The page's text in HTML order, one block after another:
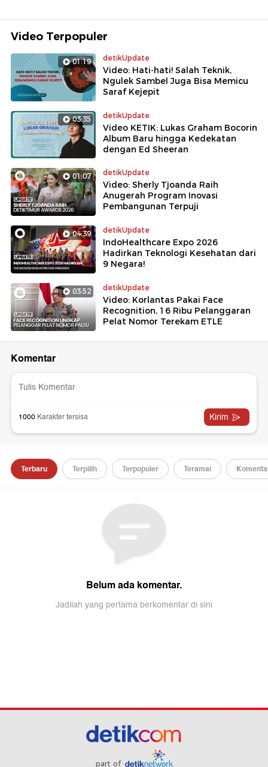
Video Terpopuler
01:19 detikUpdate
Video: Hati-hati! Salah Teknik,
Ngulek Sambel Juga Bisa Memicu
Saraf Kejepit
03:35 detikUpdate
Video KETIK: Lukas Graham Bocorin
Album Baru hingga Kedekatan
dengan Ed Sheeran
01:07 detikUpdate
Video: Sherly Tjoanda Raih
Anugerah Program Inovasi
Pembangunan Terpuji
04:39 detikUpdate
IndoHealthcare Expo 2026
Hadirkan Teknologi Kesehatan dari
9 Negara!
03:52 detikUpdate
Video: Korlantas Pakai Face
Recognition, 16 Ribu Pelanggaran
Pelat Nomor Terekam ETLE
part of